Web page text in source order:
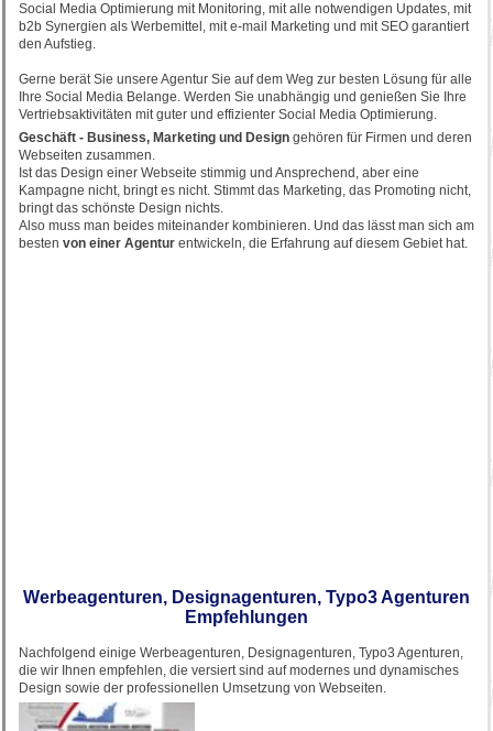
Social Media Optimierung mit Monitoring, mit alle notwendigen Updates, mit
b2b Synergien als Werbemittel, mit e-mail Marketing und mit SEO garantiert
den Aufstieg.
Gerne berät Sie unsere Agentur Sie auf dem Weg zur besten Lösung für alle
Ihre Social Media Belange. Werden Sie unabhängig und genießen Sie Ihre
Vertriebsaktivitäten mit guter und effizienter Social Media Optimierung.
Geschäft - Business, Marketing und Design gehören für Firmen und deren
Webseiten zusammen.
Ist das Design einer Webseite stimmig und Ansprechend, aber eine
Kampagne nicht, bringt es nicht. Stimmt das Marketing, das Promoting nicht,
bringt das schönste Design nichts.
Also muss man beides miteinander kombinieren. Und das lässt man sich am
besten von einer Agentur entwickeln, die Erfahrung auf diesem Gebiet hat.
Werbeagenturen, Designagenturen, Typo3 Agenturen
Empfehlungen
Nachfolgend einige Werbeagenturen, Designagenturen, Typo3 Agenturen,
die wir Ihnen empfehlen, die versiert sind auf modernes und dynamisches
Design sowie der professionellen Umsetzung von Webseiten.